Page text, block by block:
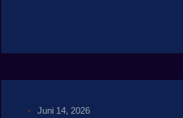
Juni 14, 2026